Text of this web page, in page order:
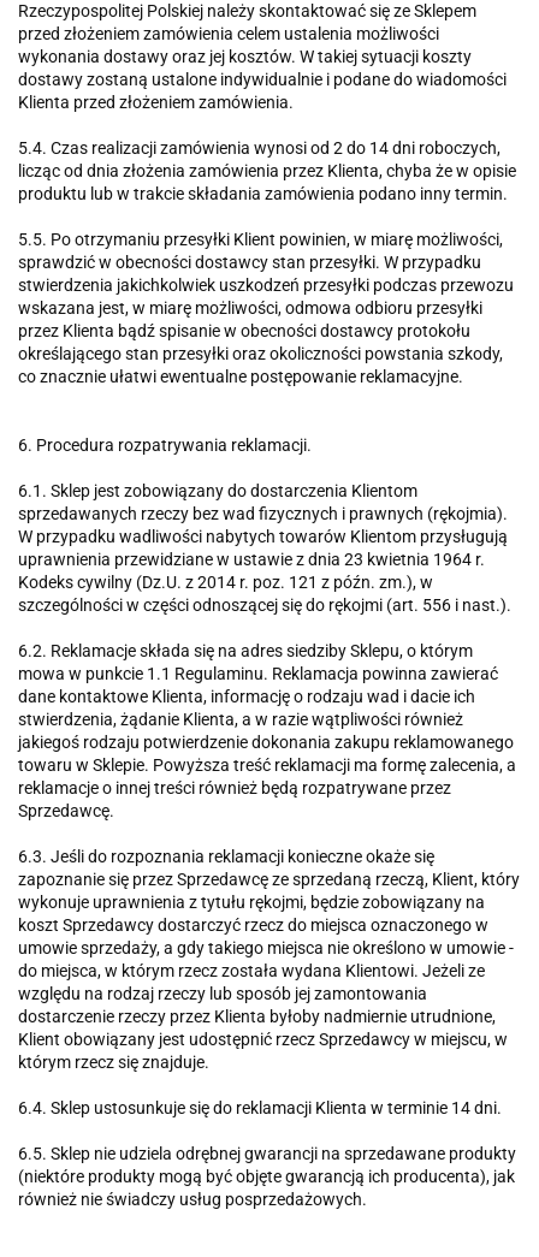
Rzeczypospolitej Polskiej należy skontaktować się ze Sklepem
przed złożeniem zamówienia celem ustalenia możliwości
wykonania dostawy oraz jej kosztów. W takiej sytuacji koszty
dostawy zostaną ustalone indywidualnie i podane do wiadomości
Klienta przed złożeniem zamówienia.
5.4. Czas realizacji zamówienia wynosi od 2 do 14 dni roboczych,
licząc od dnia złożenia zamówienia przez Klienta, chyba że w opisie
produktu lub w trakcie składania zamówienia podano inny termin.
5.5. Po otrzymaniu przesyłki Klient powinien, w miarę możliwości,
sprawdzić w obecności dostawcy stan przesyłki. W przypadku
stwierdzenia jakichkolwiek uszkodzeń przesyłki podczas przewozu
wskazana jest, w miarę możliwości, odmowa odbioru przesyłki
przez Klienta bądź spisanie w obecności dostawcy protokołu
określającego stan przesyłki oraz okoliczności powstania szkody,
co znacznie ułatwi ewentualne postępowanie reklamacyjne.
6. Procedura rozpatrywania reklamacji.
6.1. Sklep jest zobowiązany do dostarczenia Klientom
sprzedawanych rzeczy bez wad fizycznych i prawnych (rękojmia).
W przypadku wadliwości nabytych towarów Klientom przysługują
uprawnienia przewidziane w ustawie z dnia 23 kwietnia 1964 r.
Kodeks cywilny (Dz.U. z 2014 r. poz. 121 z późn. zm.), w
szczególności w części odnoszącej się do rękojmi (art. 556 i nast.).
6.2. Reklamacje składa się na adres siedziby Sklepu, o którym
mowa w punkcie 1.1 Regulaminu. Reklamacja powinna zawierać
dane kontaktowe Klienta, informację o rodzaju wad i dacie ich
stwierdzenia, żądanie Klienta, a w razie wątpliwości również
jakiegoś rodzaju potwierdzenie dokonania zakupu reklamowanego
towaru w Sklepie. Powyższa treść reklamacji ma formę zalecenia, a
reklamacje o innej treści również będą rozpatrywane przez
Sprzedawcę.
6.3. Jeśli do rozpoznania reklamacji konieczne okaże się
zapoznanie się przez Sprzedawcę ze sprzedaną rzeczą, Klient, który
wykonuje uprawnienia z tytułu rękojmi, będzie zobowiązany na
koszt Sprzedawcy dostarczyć rzecz do miejsca oznaczonego w
umowie sprzedaży, a gdy takiego miejsca nie określono w umowie -
do miejsca, w którym rzecz została wydana Klientowi. Jeżeli ze
względu na rodzaj rzeczy lub sposób jej zamontowania
dostarczenie rzeczy przez Klienta byłoby nadmiernie utrudnione,
Klient obowiązany jest udostępnić rzecz Sprzedawcy w miejscu, w
którym rzecz się znajduje.
6.4. Sklep ustosunkuje się do reklamacji Klienta w terminie 14 dni.
6.5. Sklep nie udziela odrębnej gwarancji na sprzedawane produkty
(niektóre produkty mogą być objęte gwarancją ich producenta), jak
również nie świadczy usług posprzedażowych.